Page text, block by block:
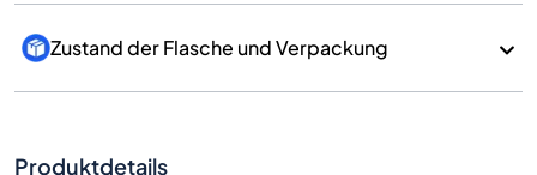
Zustand der Flasche und Verpackung
Produktdetails